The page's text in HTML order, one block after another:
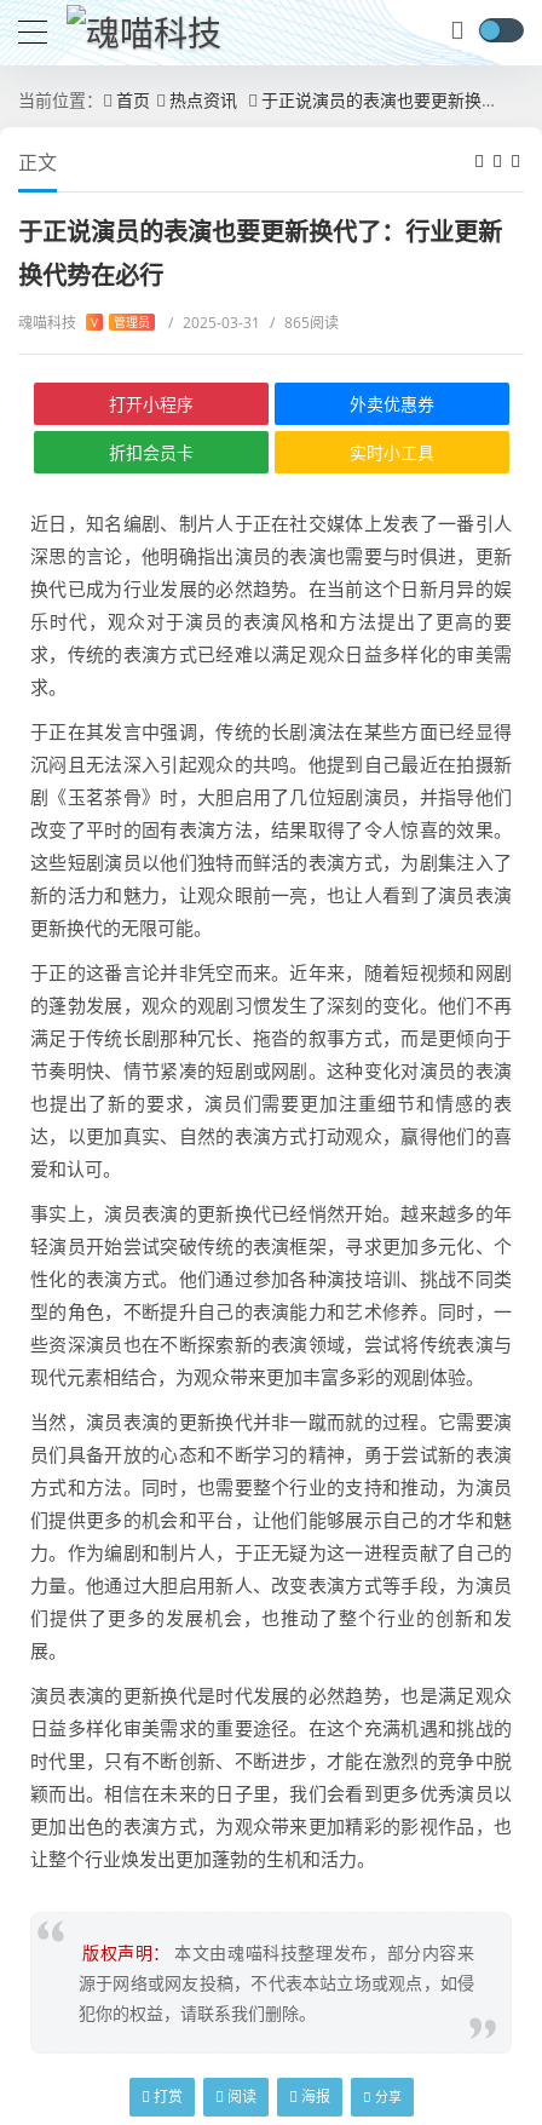
当前位置： 首页 热点资讯 于正说演员的表演也要更新换代了：行业更新换代势在必行
正文
于正说演员的表演也要更新换代了：行业更新
换代势在必行
魂喵科技 V 管理员 / 2025-03-31 / 865阅读
打开小程序 外卖优惠券
折扣会员卡 实时小工具
近日，知名编剧、制片人于正在社交媒体上发表了一番引人
深思的言论，他明确指出演员的表演也需要与时俱进，更新
换代已成为行业发展的必然趋势。在当前这个日新月异的娱
乐时代，观众对于演员的表演风格和方法提出了更高的要
求，传统的表演方式已经难以满足观众日益多样化的审美需
求。
于正在其发言中强调，传统的长剧演法在某些方面已经显得
沉闷且无法深入引起观众的共鸣。他提到自己最近在拍摄新
剧《玉茗茶骨》时，大胆启用了几位短剧演员，并指导他们
改变了平时的固有表演方法，结果取得了令人惊喜的效果。
这些短剧演员以他们独特而鲜活的表演方式，为剧集注入了
新的活力和魅力，让观众眼前一亮，也让人看到了演员表演
更新换代的无限可能。
于正的这番言论并非凭空而来。近年来，随着短视频和网剧
的蓬勃发展，观众的观剧习惯发生了深刻的变化。他们不再
满足于传统长剧那种冗长、拖沓的叙事方式，而是更倾向于
节奏明快、情节紧凑的短剧或网剧。这种变化对演员的表演
也提出了新的要求，演员们需要更加注重细节和情感的表
达，以更加真实、自然的表演方式打动观众，赢得他们的喜
爱和认可。
事实上，演员表演的更新换代已经悄然开始。越来越多的年
轻演员开始尝试突破传统的表演框架，寻求更加多元化、个
性化的表演方式。他们通过参加各种演技培训、挑战不同类
型的角色，不断提升自己的表演能力和艺术修养。同时，一
些资深演员也在不断探索新的表演领域，尝试将传统表演与
现代元素相结合，为观众带来更加丰富多彩的观剧体验。
当然，演员表演的更新换代并非一蹴而就的过程。它需要演
员们具备开放的心态和不断学习的精神，勇于尝试新的表演
方式和方法。同时，也需要整个行业的支持和推动，为演员
们提供更多的机会和平台，让他们能够展示自己的才华和魅
力。作为编剧和制片人，于正无疑为这一进程贡献了自己的
力量。他通过大胆启用新人、改变表演方式等手段，为演员
们提供了更多的发展机会，也推动了整个行业的创新和发
展。
演员表演的更新换代是时代发展的必然趋势，也是满足观众
日益多样化审美需求的重要途径。在这个充满机遇和挑战的
时代里，只有不断创新、不断进步，才能在激烈的竞争中脱
颖而出。相信在未来的日子里，我们会看到更多优秀演员以
更加出色的表演方式，为观众带来更加精彩的影视作品，也
让整个行业焕发出更加蓬勃的生机和活力。
版权声明：
本文由魂喵科技整理发布，部分内容来
源于网络或网友投稿，不代表本站立场或观点，如侵
犯你的权益，请联系我们删除。
打赏 阅读 海报 分享